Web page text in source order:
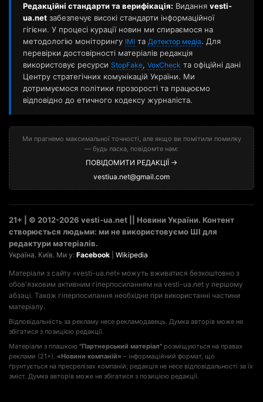
Редакційні стандарти та верифікація: Видання vesti-
ua.net забезпечує високі стандарти інформаційної
гігієни. У процесі курації новин ми спираємося на
методологію моніторингу ІМІ та Детектор медіа. Для
перевірки достовірності матеріалів редакція
використовує ресурси StopFake, VoxCheck та офіційні дані
Центру стратегічних комунікацій України. Ми
дотримуємося політики прозорості та працюємо
відповідно до етичного кодексу журналіста.
Ми прагнемо максимальної точності, але якщо ви помітили помилку
— будь ласка, повідомте нам:
ПОВІДОМИТИ РЕДАКЦІЇ →
vestiua.net@gmail.com
21+ | © 2012-2026 vesti-ua.net || Новини України. Контент
створюється людьми: ми не використовуємо ШІ для
редактури матеріалів.
Україна. Київ. Ми у: Facebook Wikipedia
Матеріали з сайту «vesti-ua.net» можуть вживатися безкоштовно з
обов'язковим активним гіперпосиланням на vesti-ua.net у першому
абзаці. Також гіперпосилання необхідне при використанні частини
матеріалу.
Відповідальність за рекламу несе рекламодавець. Думка авторів може не
збігатися з позицією редакції.
Матеріали з плашкою "Партнерський матеріал" розміщуються на правах
реклами (21+). «Новини компаній» – інформаційний формат, що
ґрунтується на пресрелізах компаній; редакція не несе відповідальності за їх
зміст. Думка авторів може не збігатися з позицією редакції.